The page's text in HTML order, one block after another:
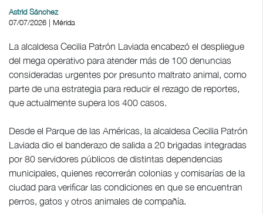
Astrid Sánchez
07/07/2026 | Mérida
La alcaldesa Cecilia Patrón Laviada encabezó el despliegue
del mega operativo para atender más de 100 denuncias
consideradas urgentes por presunto maltrato animal, como
parte de una estrategia para reducir el rezago de reportes,
que actualmente supera los 400 casos.
Desde el Parque de las Américas, la alcaldesa Cecilia Patrón
Laviada dio el banderazo de salida a 20 brigadas integradas
por 80 servidores públicos de distintas dependencias
municipales, quienes recorrerán colonias y comisarías de la
ciudad para verificar las condiciones en que se encuentran
perros, gatos y otros animales de compañía.